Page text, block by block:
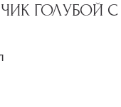
ГОЛУБОЙ